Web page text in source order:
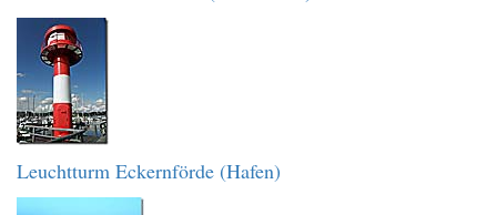
Leuchtturm Eckernförde (Hafen)